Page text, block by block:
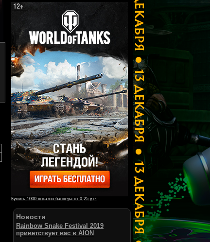
Купить 1000 показов баннера от 0,25 у.е.
Новости
Rainbow Snake Festival 2019
приветствует вас в AION